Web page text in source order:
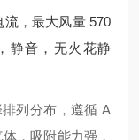
流，最大风量 570
静音，无火花静
列分布，遵循 A
，吸附能力强，